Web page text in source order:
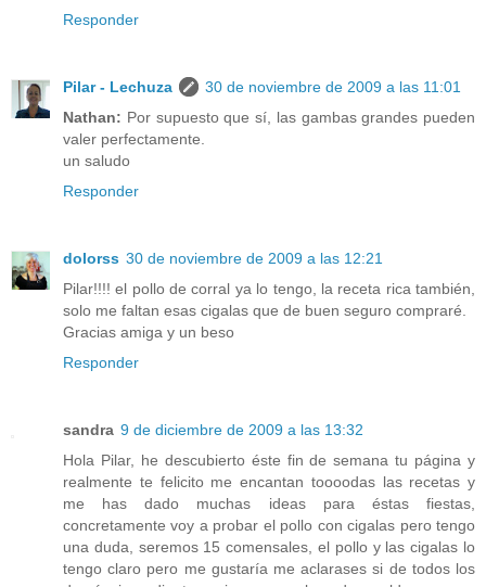
Responder
Pilar - Lechuza
30 de noviembre de 2009 a las 11:01
Nathan: Por supuesto que sí, las gambas grandes pueden
valer perfectamente.
un saludo
Responder
dolorss 30 de noviembre de 2009 a las 12:21
Pilar!!!! el pollo de corral ya lo tengo, la receta rica también,
solo me faltan esas cigalas que de buen seguro compraré.
Gracias amiga y un beso
Responder
sandra 9 de diciembre de 2009 a las 13:32
Hola Pilar, he descubierto éste fin de semana tu página y
realmente te felicito me encantan toooodas las recetas y
me has dado muchas ideas para éstas fiestas,
concretamente voy a probar el pollo con cigalas pero tengo
una duda, seremos 15 comensales, el pollo y las cigalas lo
tengo claro pero me gustaría me aclarases si de todos los